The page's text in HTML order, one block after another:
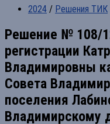
2024 / Решения ТИК
Решение № 108/
регистрации
Владимировны
Совета
поселения
Владимирскому